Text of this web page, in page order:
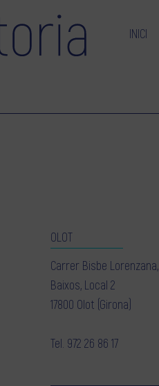
INICI
OLOT
Carrer Bisbe
Baixos, Local 2
17800 Olot (Girona)
Tel. 972 26 86 17